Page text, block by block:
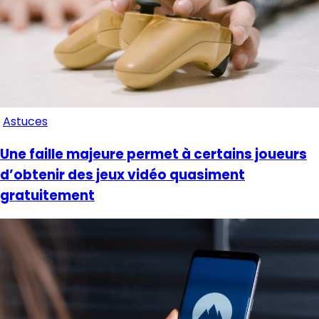
Astuces
Une faille majeure permet à certains joueurs
d’obtenir des jeux vidéo quasiment
gratuitement